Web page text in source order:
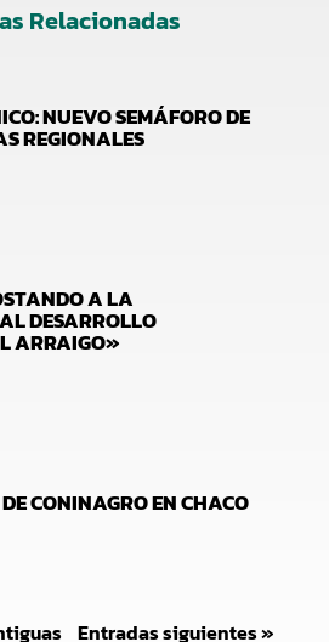
Relacionadas
NUEVO SEMÁFORO DE
REGIONALES
A LA
DESARROLLO
ARRAIGO»
CONINAGRO EN CHACO
Entradas siguientes »